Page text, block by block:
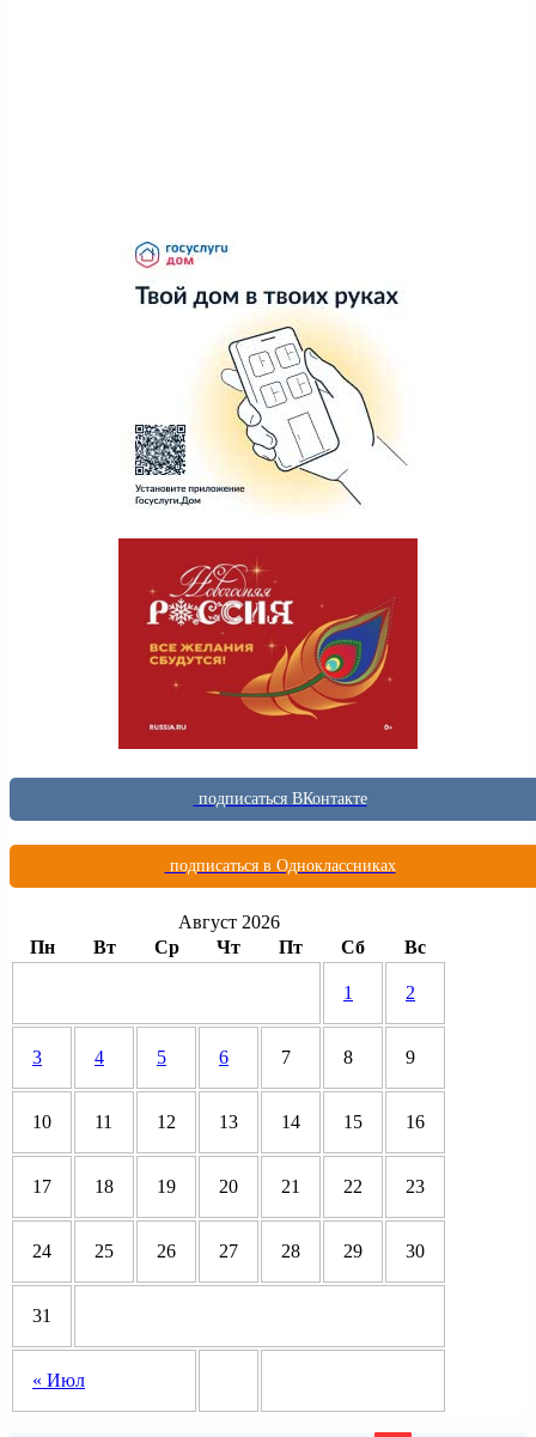
подписаться ВКонтакте
подписаться в Одноклассниках
Август 2026
Пн
Вт Ср Чт Пт Сб Вс
« Июл
1 2
3 4 5 6 7 8 9
10 11 12 13 14 15 16
17 18 19 20 21 22 23
24 25 26 27 28 29 30
31